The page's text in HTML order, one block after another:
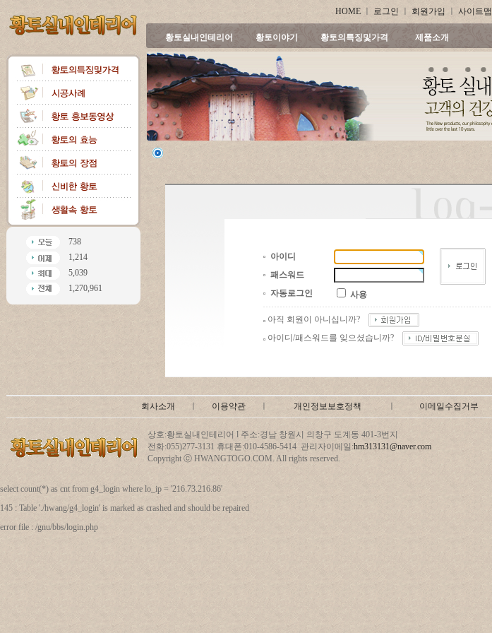
HOME 로그인 회원가입 사이트맵
황토실내인테리어 황토이야기 황토의특징및가격 제품소개
738
1,214
5,039
1,270,961
아이디
패스워드
자동로그인
사용
아직 회원이 아니십니까?
아이디/패스워드를 잊으셨습니까?
회사소개 이용약관 개인정보보호정책 이메일수집거부
상호:황토실내인테리어 l 주소:경남 창원시 의창구 도계동 401-3번지
전화:055)277-3131 휴대폰:010-4586-5414 관리자이메일:hm313131@naver.com
Copyright ⓒ HWANGTOGO.COM. All rights reserved.
select count(*) as cnt from g4_login where lo_ip = '216.73.216.86'
145 : Table './hwang/g4_login' is marked as crashed and should be repaired
error file : /gnu/bbs/login.php